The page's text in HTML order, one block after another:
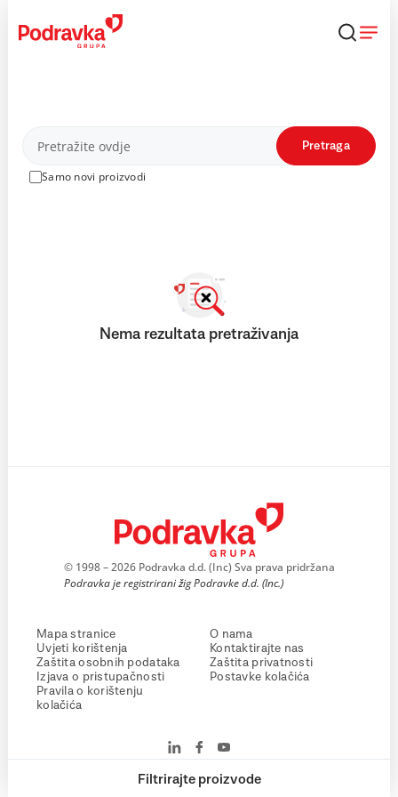
content
Proizvodi
Samo novi proizvodi
Pretraga
Filtrirajte proizvode
Nema rezultata pretraživanja
© 1998 – 2026 Podravka d.d. (Inc) Sva prava pridržana
Podravka je registrirani žig Podravke d.d. (Inc.)
Mapa stranice
Uvjeti korištenja
Zaštita osobnih podataka
Izjava o pristupačnosti
Pravila o korištenju
kolačića
O nama
Kontaktirajte nas
Zaštita privatnosti
Postavke kolačića